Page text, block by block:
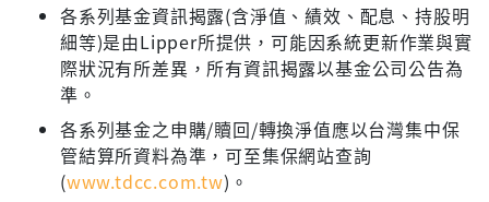
各系列基金資訊揭露(含淨值、績效、配息、持股明
細等)是由Lipper所提供，可能因系統更新作業與實
際狀況有所差異，所有資訊揭露以基金公司公告為
準。
各系列基金之申購/贖回/轉換淨值應以台灣集中保
管結算所資料為準，可至集保網站查詢
(www.tdcc.com.tw)。